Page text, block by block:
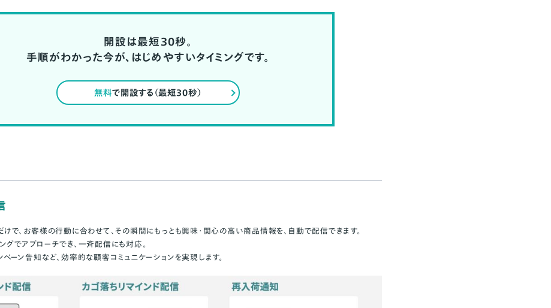
開設は最短30秒。
手順がわかった今が、はじめやすいタイミングです。
無料で開設する（最短30秒）
で、お客様の行動に合わせて、その瞬間にもっとも興味・関心の高い商品情報を、自動で配信できます。
でアプローチでき、一斉配信にも対応。
ーン告知など、効率的な顧客コミュニケーションを実現します。